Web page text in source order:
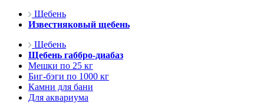
Щебень
Известняковый щебень
Щебень
Щебень габбро-диабаз
Мешки по 25 кг
Биг-бэги по 1000 кг
Камни для бани
Для аквариума